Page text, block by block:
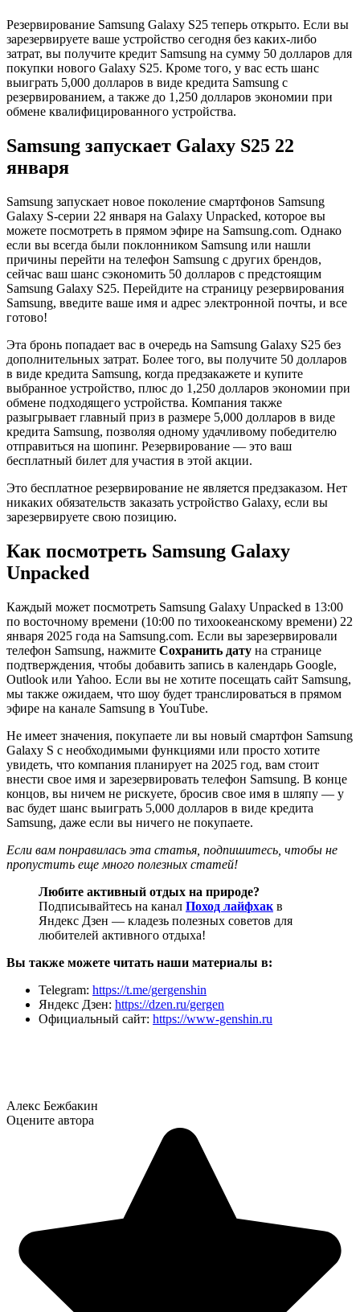
Резервирование Samsung Galaxy S25 теперь открыто. Если вы
зарезервируете ваше устройство сегодня без каких-либо
затрат, вы получите кредит Samsung на сумму 50 долларов для
покупки нового Galaxy S25. Кроме того, у вас есть шанс
выиграть 5,000 долларов в виде кредита Samsung с
резервированием, а также до 1,250 долларов экономии при
обмене квалифицированного устройства.
Samsung запускает Galaxy S25 22
января
Samsung запускает новое поколение смартфонов Samsung
Galaxy S-серии 22 января на Galaxy Unpacked, которое вы
можете посмотреть в прямом эфире на Samsung.com. Однако
если вы всегда были поклонником Samsung или нашли
причины перейти на телефон Samsung с других брендов,
сейчас ваш шанс сэкономить 50 долларов с предстоящим
Samsung Galaxy S25. Перейдите на страницу резервирования
Samsung, введите ваше имя и адрес электронной почты, и все
готово!
Эта бронь попадает вас в очередь на Samsung Galaxy S25 без
дополнительных затрат. Более того, вы получите 50 долларов
в виде кредита Samsung, когда предзакажете и купите
выбранное устройство, плюс до 1,250 долларов экономии при
обмене подходящего устройства. Компания также
разыгрывает главный приз в размере 5,000 долларов в виде
кредита Samsung, позволяя одному удачливому победителю
отправиться на шопинг. Резервирование — это ваш
бесплатный билет для участия в этой акции.
Это бесплатное резервирование не является предзаказом. Нет
никаких обязательств заказать устройство Galaxy, если вы
зарезервируете свою позицию.
Как посмотреть Samsung Galaxy
Unpacked
Каждый может посмотреть Samsung Galaxy Unpacked в 13:00
по восточному времени (10:00 по тихоокеанскому времени) 22
января 2025 года на Samsung.com. Если вы зарезервировали
телефон Samsung, нажмите Сохранить дату на странице
подтверждения, чтобы добавить запись в календарь Google,
Outlook или Yahoo. Если вы не хотите посещать сайт Samsung,
мы также ожидаем, что шоу будет транслироваться в прямом
эфире на канале Samsung в YouTube.
Не имеет значения, покупаете ли вы новый смартфон Samsung
Galaxy S с необходимыми функциями или просто хотите
увидеть, что компания планирует на 2025 год, вам стоит
внести свое имя и зарезервировать телефон Samsung. В конце
концов, вы ничем не рискуете, бросив свое имя в шляпу — у
вас будет шанс выиграть 5,000 долларов в виде кредита
Samsung, даже если вы ничего не покупаете.
Если вам понравилась эта статья, подпишитесь, чтобы не
пропустить еще много полезных статей!
Любите активный отдых на природе?
Подписывайтесь на канал Поход лайфхак в
Яндекс Дзен — кладезь полезных советов для
любителей активного отдыха!
Вы также можете читать наши материалы в:
Telegram: https://t.me/gergenshin
Яндекс Дзен: https://dzen.ru/gergen
Официальный сайт: https://www-genshin.ru
Алекс Бежбакин
Оцените автора